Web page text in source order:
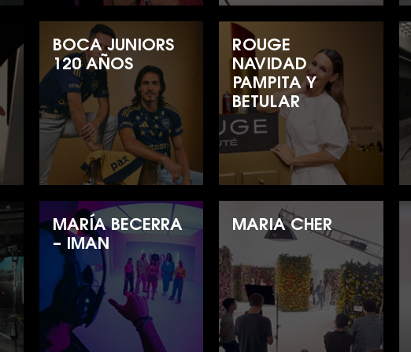
BOCA JUNIORS
120 AÑOS
ROUGE
NAVIDAD
PAMPITA Y
BETULAR
MARÍA BECERRA
– IMAN
MARIA CHER